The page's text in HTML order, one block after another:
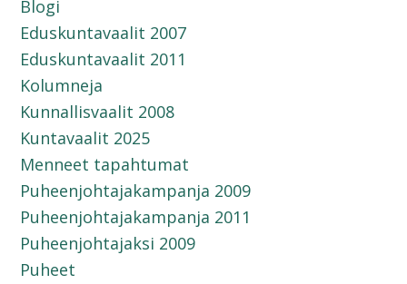
Blogi
Eduskuntavaalit 2007
Eduskuntavaalit 2011
Kolumneja
Kunnallisvaalit 2008
Kuntavaalit 2025
Menneet tapahtumat
Puheenjohtajakampanja 2009
Puheenjohtajakampanja 2011
Puheenjohtajaksi 2009
Puheet